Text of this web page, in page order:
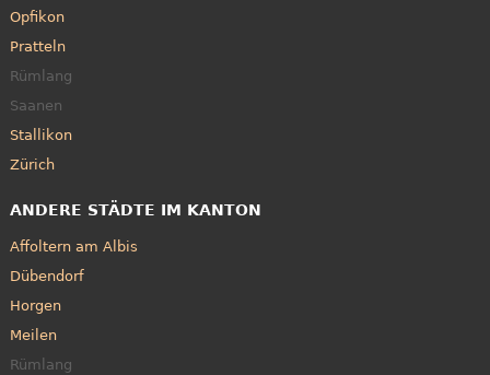
Opfikon
Pratteln
Rümlang
Saanen
Stallikon
Zürich
ANDERE STÄDTE IM KANTON
Affoltern am Albis
Dübendorf
Horgen
Meilen
Rümlang